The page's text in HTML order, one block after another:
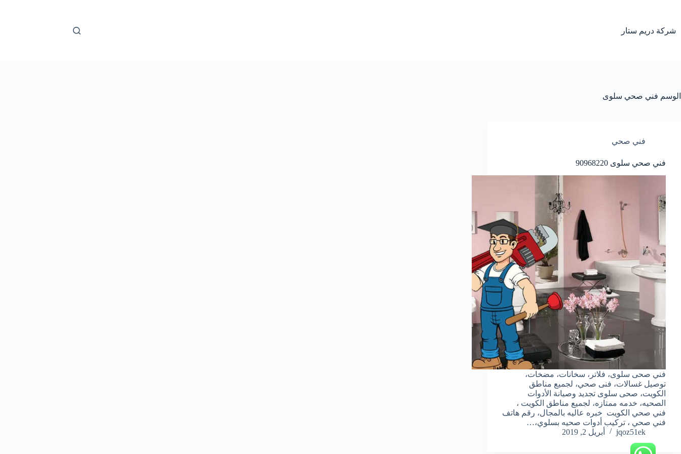
شركة دريم ستار
الوسم فني صحي سلوى
فني صحي
فني صحي سلوى 90968220
فني صحى سلوى، فلاتر، سخانات، مضخات،
توصيل غسالات، فنى صحي، لجميع مناطق
الكويت، صحى سلوى تجديد وصيانة الأدوات
الصحيه، خدمه ممتازه، لجميع مناطق الكويت ،
فني صحي الكويت خبره عاليه بالمجال، رقم هاتف
فني صحي ، تركيب أدوات صحيه بسلوي،…
jqoz51ek
أبريل 2, 2019